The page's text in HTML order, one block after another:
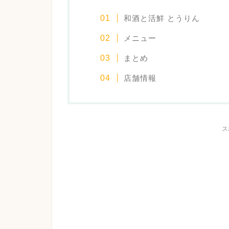
和酒と活鮮 とうりん
メニュー
まとめ
店舗情報